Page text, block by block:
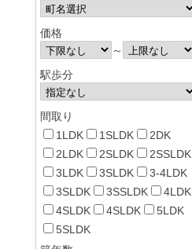
価格
～
駅歩分
間取り
1LDK
1SLDK
2DK
2LDK
2SLDK
2SSLDK
3LDK
3SLDK
3-4LDK
3SLDK
3SSLDK
4LDK
4SLDK
4SLDK
5LDK
5SLDK